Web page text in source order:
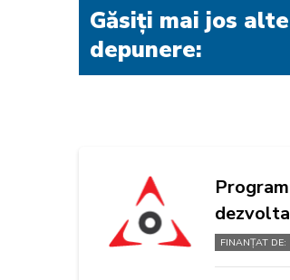
Găsiți mai jos
depunere:
FINANȚAT DE: